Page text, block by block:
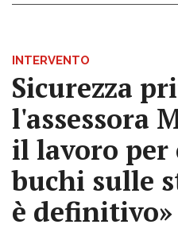
INTERVENTO
Sicurezza
l'assessora
il lavoro per
buchi sulle
è definitivo»